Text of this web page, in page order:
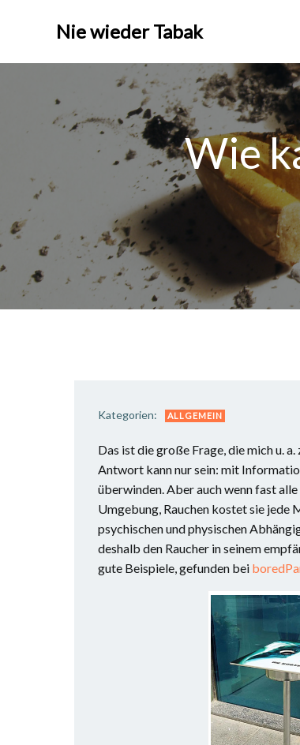
Nie wieder Tabak
Wie
Kategorien: ALLGEMEIN
Das ist die große Frage, die mich u.
Antwort kann nur sein: mit
überwinden. Aber auch wenn fast
Umgebung, Rauchen kostet sie jede
psychischen und physischen
deshalb den Raucher in seinem
gute Beispiele, gefunden bei